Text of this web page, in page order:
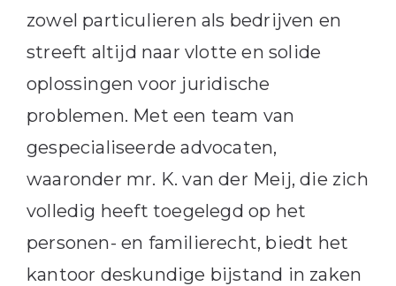
zowel particulieren als bedrijven en
streeft altijd naar vlotte en solide
oplossingen voor juridische
problemen. Met een team van
gespecialiseerde advocaten,
waaronder mr. K. van der Meij, die zich
volledig heeft toegelegd op het
personen- en familierecht, biedt het
kantoor deskundige bijstand in zaken